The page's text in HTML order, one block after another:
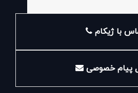
با ژیکام
پیام خصوصی